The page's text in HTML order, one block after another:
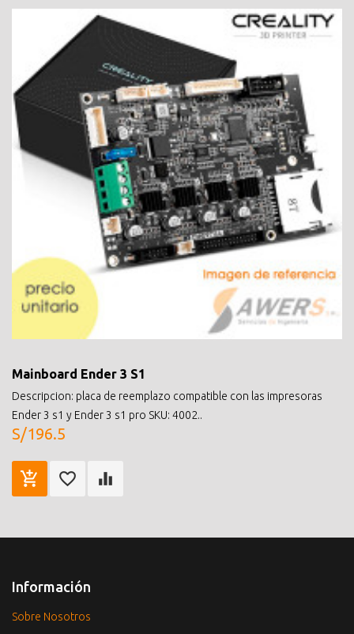
Mainboard Ender 3 S1
Descripcion: placa de reemplazo compatible con las impresoras
Ender 3 s1 y Ender 3 s1 pro SKU: 4002..
S/196.5
Información
Sobre Nosotros